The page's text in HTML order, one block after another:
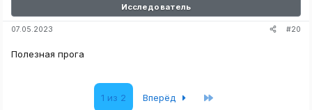
Исследователь
07.05.2023 #20
Полезная прога
1 из 2 Вперёд